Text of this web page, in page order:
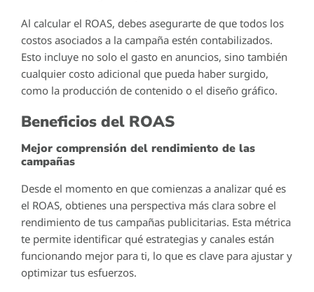
Al calcular el ROAS, debes asegurarte de que todos los
costos asociados a la campaña estén contabilizados.
Esto incluye no solo el gasto en anuncios, sino también
cualquier costo adicional que pueda haber surgido,
como la producción de contenido o el diseño gráfico.
Beneficios del ROAS
Mejor comprensión del rendimiento de las
campañas
Desde el momento en que comienzas a analizar qué es
el ROAS, obtienes una perspectiva más clara sobre el
rendimiento de tus campañas publicitarias. Esta métrica
te permite identificar qué estrategias y canales están
funcionando mejor para ti, lo que es clave para ajustar y
optimizar tus esfuerzos.